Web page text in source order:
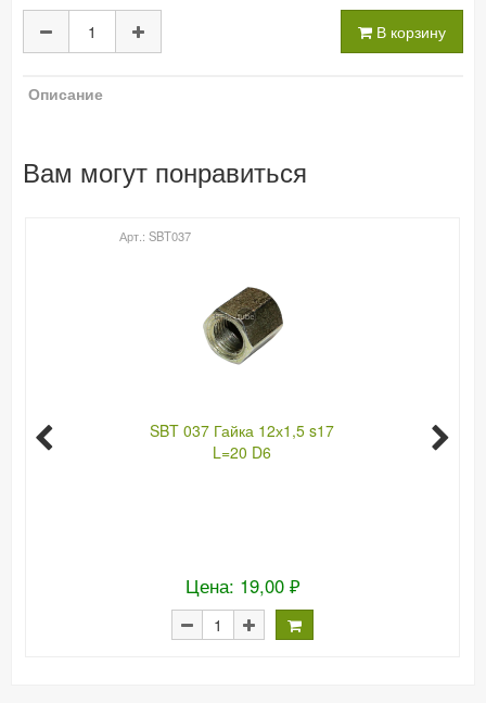
В корзину
Описание
Вам могут понравиться
Арт.: SBT037
SBT 037 Гайка 12х1,5 s17
L=20 D6
Цена: 19,00 ₽